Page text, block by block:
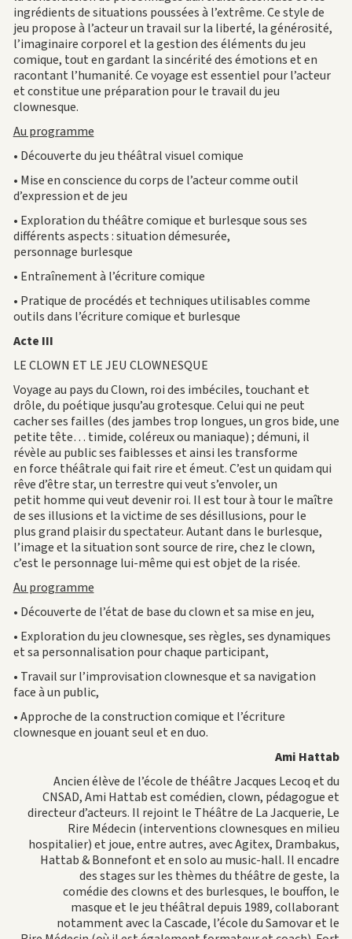
ingrédients de situations poussées à l’extrême. Ce style de
jeu propose à l’acteur un travail sur la liberté, la générosité,
l’imaginaire corporel et la gestion des éléments du jeu
comique, tout en gardant la sincérité des émotions et en
racontant l’humanité. Ce voyage est essentiel pour l’acteur
et constitue une préparation pour le travail du jeu
clownesque.
Au programme
• Découverte du jeu théâtral visuel comique
• Mise en conscience du corps de l’acteur comme outil
d’expression et de jeu
• Exploration du théâtre comique et burlesque sous ses
différents aspects : situation démesurée,
personnage burlesque
• Entraînement à l’écriture comique
• Pratique de procédés et techniques utilisables comme
outils dans l’écriture comique et burlesque
Acte III
LE CLOWN ET LE JEU CLOWNESQUE
Voyage au pays du Clown, roi des imbéciles, touchant et
drôle, du poétique jusqu’au grotesque. Celui qui ne peut
cacher ses failles (des jambes trop longues, un gros bide, une
petite tête… timide, coléreux ou maniaque) ; démuni, il
révèle au public ses faiblesses et ainsi les transforme
en force théâtrale qui fait rire et émeut. C’est un quidam qui
rêve d’être star, un terrestre qui veut s’envoler, un
petit homme qui veut devenir roi. Il est tour à tour le maître
de ses illusions et la victime de ses désillusions, pour le
plus grand plaisir du spectateur. Autant dans le burlesque,
l’image et la situation sont source de rire, chez le clown,
c’est le personnage lui-même qui est objet de la risée.
Au programme
• Découverte de l’état de base du clown et sa mise en jeu,
• Exploration du jeu clownesque, ses règles, ses dynamiques
et sa personnalisation pour chaque participant,
• Travail sur l’improvisation clownesque et sa navigation
face à un public,
• Approche de la construction comique et l’écriture
clownesque en jouant seul et en duo.
Ami Hattab
Ancien élève de l’école de théâtre Jacques Lecoq et du
CNSAD, Ami Hattab est comédien, clown, pédagogue et
directeur d’acteurs. Il rejoint le Théâtre de La Jacquerie, Le
Rire Médecin (interventions clownesques en milieu
hospitalier) et joue, entre autres, avec Agitex, Drambakus,
Hattab & Bonnefont et en solo au music-hall. Il encadre
des stages sur les thèmes du théâtre de geste, la
comédie des clowns et des burlesques, le bouffon, le
masque et le jeu théâtral depuis 1989, collaborant
notamment avec la Cascade, l’école du Samovar et le